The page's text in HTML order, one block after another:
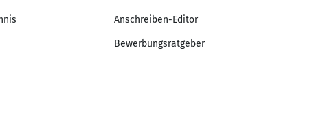
Anschreiben-Editor
Bewerbungsratgeber